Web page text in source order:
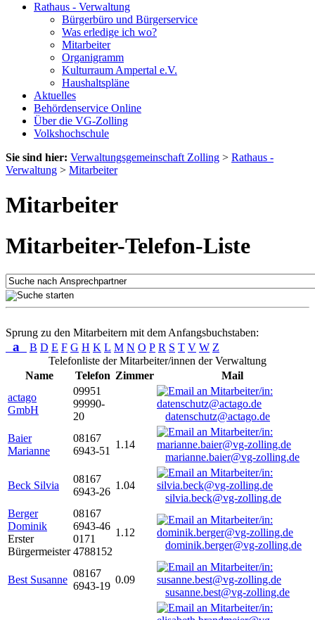
Rathaus - Verwaltung
Bürgerbüro und Bürgerservice
Was erledige ich wo?
Mitarbeiter
Organigramm
Kulturraum Ampertal e.V.
Haushaltspläne
Aktuelles
Behördenservice Online
Über die VG-Zolling
Volkshochschule
Sie sind hier: Verwaltungsgemeinschaft Zolling > Rathaus -
Verwaltung > Mitarbeiter
Mitarbeiter
Mitarbeiter-Telefon-Liste
Sprung zu den Mitarbeitern mit dem Anfangsbuchstaben:
a B D E F G H K L M N O P R S T V W Z
Telefonliste der Mitarbeiter/innen der Verwaltung
Name
Telefon Zimmer
Mail
actago
GmbH
09951
99990-
20
datenschutz@actago.de
Baier
Marianne
08167
6943-51
1.14
marianne.baier@vg-zolling.de
Beck Silvia
08167
6943-26
1.04
silvia.beck@vg-zolling.de
Berger
Dominik
Erster
Bürgermeister
08167
6943-46
0171
4788152
1.12
dominik.berger@vg-zolling.de
Best Susanne
08167
6943-19
0.09
susanne.best@vg-zolling.de